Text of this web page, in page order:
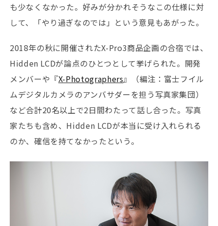
も少なくなかった。好みが分かれそうなこの仕様に対
して、「やり過ぎなのでは」という意見もあがった。
2018年の秋に開催されたX-Pro3商品企画の合宿では、
Hidden LCDが論点のひとつとして挙げられた。開発
メンバーや『X-Photographers』（編注：富士フイル
ムデジタルカメラのアンバサダーを担う写真家集団）
など合計20名以上で2日間わたって話し合った。写真
家たちも含め、Hidden LCDが本当に受け入れられる
のか、確信を持てなかったという。